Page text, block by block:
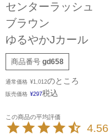
センターラッシュ
ブラウン
ゆるやかJカール
商品番号 gd658
通常価格 ¥1,012のところ
販売価格 ¥297税込
4.56